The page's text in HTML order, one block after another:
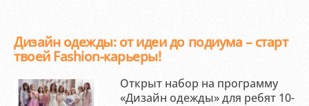
Дизайн одежды: от идеи до подиума – старт
твоей Fashion-карьеры!
Открыт набор на программу
«Дизайн одежды» для ребят 10-